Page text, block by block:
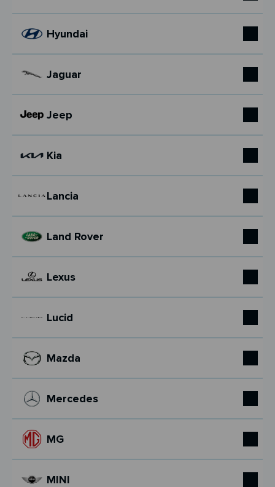
Hyundai
Jaguar
Jeep
Kia
Lancia
Land Rover
Lexus
Lucid
Mazda
Mercedes
MG
MINI